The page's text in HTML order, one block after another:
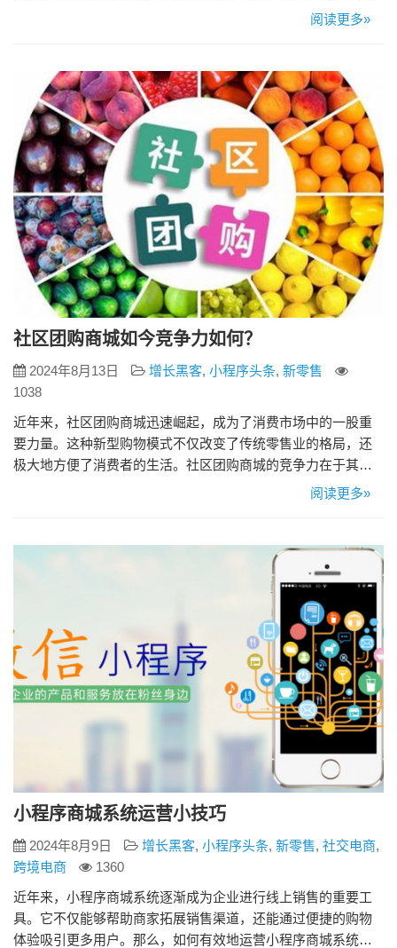
和多用户商城系统。下面详细讨论两者的特点和区别： 1、用户
户和用户的权限进行详细管理。每个商家可以独…
阅读更多»
社区团购商城如今竞争力如何？
2024年8月13日 增长黑客, 小程序头条, 新零售
1038
近年来，社区团购商城迅速崛起，成为了消费市场中的一股重
要力量。这种新型购物模式不仅改变了传统零售业的格局，还
极大地方便了消费者的生活。社区团购商城的竞争力在于其独
特的商业模式、高效的物流系统、社交电商的优势以及对消费
消费者在平台上选购商品，拼团成功后商家再进行采购和配
阅读更多»
小程序商城系统运营小技巧
2024年8月9日 增长黑客, 小程序头条, 新零售, 社交电商,
跨境电商
1360
近年来，小程序商城系统逐渐成为企业进行线上销售的重要工
具。它不仅能够帮助商家拓展销售渠道，还能通过便捷的购物
体验吸引更多用户。那么，如何有效地运营小程序商城系统